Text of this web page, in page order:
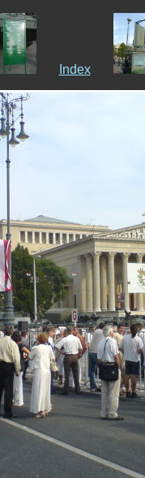
Index